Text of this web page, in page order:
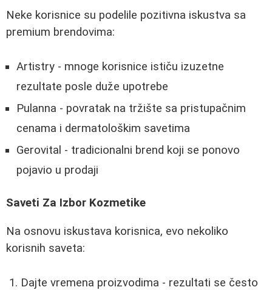
Neke korisnice su podelile pozitivna iskustva sa
premium brendovima:
Artistry - mnoge korisnice ističu izuzetne
rezultate posle duže upotrebe
Pulanna - povratak na tržište sa pristupačnim
cenama i dermatološkim savetima
Gerovital - tradicionalni brend koji se ponovo
pojavio u prodaji
Saveti Za Izbor Kozmetike
Na osnovu iskustava korisnica, evo nekoliko
korisnih saveta:
Dajte vremena proizvodima - rezultati se često